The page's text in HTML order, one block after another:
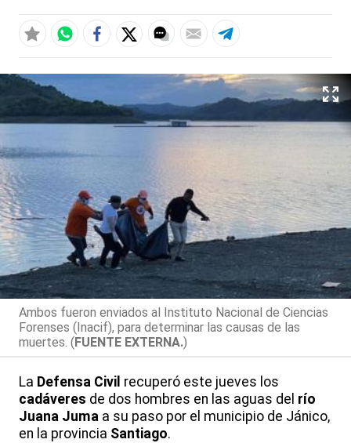
Ambos fueron enviados al Instituto Nacional de Ciencias
Forenses (Inacif), para determinar las causas de las
muertes. (FUENTE EXTERNA.)
La Defensa Civil recuperó este jueves los
cadáveres de dos hombres en las aguas del río
Juana Juma a su paso por el municipio de Jánico,
en la provincia Santiago.